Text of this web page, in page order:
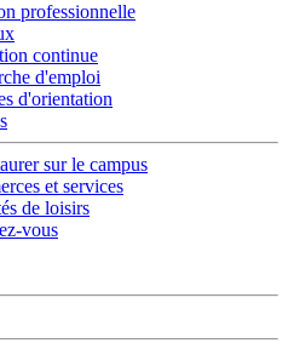
professionnelle
continue
d'emploi
d'orientation
sur le campus
et services
de loisirs
vous